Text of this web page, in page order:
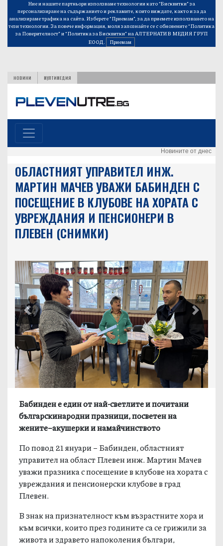
Ние и нашите партньори използваме технологии като “Бисквитки” за
персонализиране на съдържанието и рекламите, които виждате, както и за да
анализираме трафика на сайта. Изберете “Приемам”, за да приемете използването на
тези технологии. За повече информация, моля запознайте се с обновените“Политика
за Поверителност”и“Политика за Бисквитки”на АЛТЕРНАТИВ МЕДИЯ ГРУП
ЕООД.
Приемам
НОВИНИ МУЛТИМЕДИЯ
Новините от днес
ОБЛАСТНИЯТ УПРАВИТЕЛ ИНЖ.
МАРТИН МАЧЕВ УВАЖИ БАБИНДЕН С
ПОСЕЩЕНИЕ В КЛУБОВЕ НА ХОРАТА С
УВРЕЖДАНИЯ И ПЕНСИОНЕРИ В
ПЛЕВЕН (СНИМКИ)
Previous Next
Бабинден е един от най-светлите и почитани
българскинародни празници, посветен на
жените–акушерки и намайчинството
По повод 21 януари – Бабинден, областният
управител на област Плевен инж. Мартин Мачев
уважи празника с посещение в клубове на хората с
увреждания и пенсионерски клубове в град
Плевен.
В знак на признателност към възрастните хора и
към всички, които през годините са се грижили за
живота и здравето напоколения българи,